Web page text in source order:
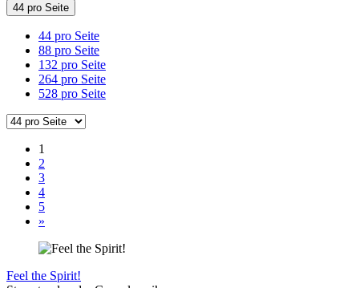
44 pro Seite
44 pro Seite
88 pro Seite
132 pro Seite
264 pro Seite
528 pro Seite
1
2
3
4
5
»
Feel the Spirit!